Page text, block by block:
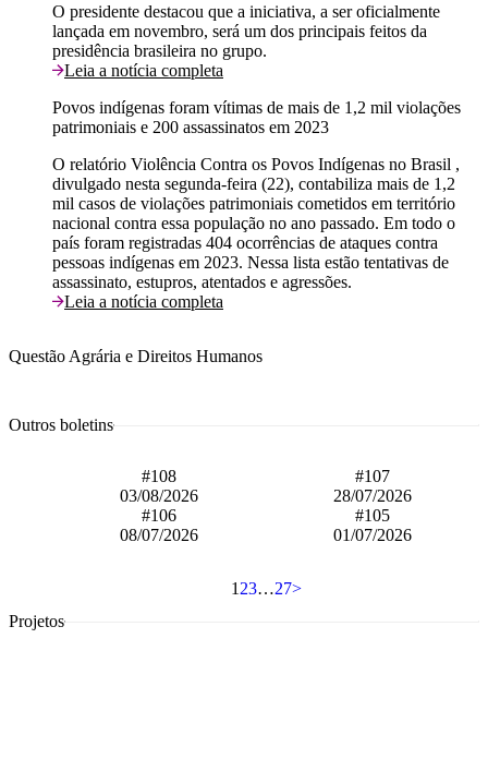
O presidente destacou que a iniciativa, a ser oficialmente
lançada em novembro, será um dos principais feitos da
presidência brasileira no grupo.
Leia a notícia completa
Povos indígenas foram vítimas de mais de 1,2 mil violações
patrimoniais e 200 assassinatos em 2023
O relatório Violência Contra os Povos Indígenas no Brasil ,
divulgado nesta segunda-feira (22), contabiliza mais de 1,2
mil casos de violações patrimoniais cometidos em território
nacional contra essa população no ano passado. Em todo o
país foram registradas 404 ocorrências de ataques contra
pessoas indígenas em 2023. Nessa lista estão tentativas de
assassinato, estupros, atentados e agressões.
Leia a notícia completa
Questão Agrária e Direitos Humanos
Outros boletins
#108
03/08/2026
#107
28/07/2026
#106
08/07/2026
#105
01/07/2026
1 23…27>
Projetos